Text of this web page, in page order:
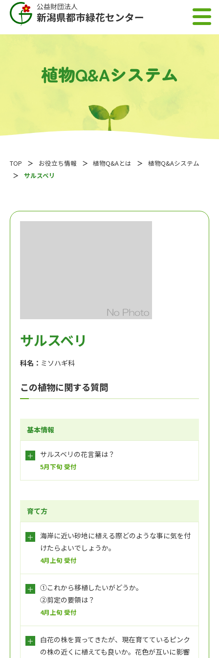
植物Q&Aシステム
TOP お役立ち情報 植物Q&Aとは
植物Q&Aシステム
サルスベリ
サルスベリ
科名： ミソハギ科
この植物に関する質問
基本情報
サルスベリの花言葉は？
5月下旬 受付
育て方
海岸に近い砂地に植える際どのような事に気を付
けたらよいでしょうか。
4月上旬 受付
①これから移植したいがどうか。
②剪定の要領は？
4月上旬 受付
白花の株を買ってきたが、現在育てているピンク
の株の近くに植えても良いか。花色が互いに影響